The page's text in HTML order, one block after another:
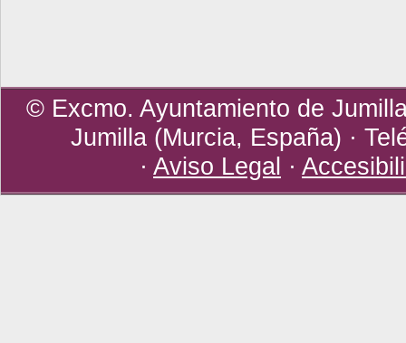
© Excmo. Ayuntamiento de
Jumilla (Murcia, España) ·
· Aviso Legal ·